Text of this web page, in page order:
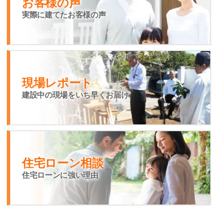
お客様の声
実際に建てたお客様の声
現場レポート
建設中の現場をいち早くお届け
住宅ローン相談
住宅ローンに強い理由